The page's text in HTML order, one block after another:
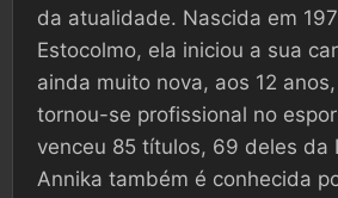
da atualidade. Nascida em
Estocolmo, ela iniciou a sua
ainda muito nova, aos 12
tornou-se profissional no
venceu 85 títulos, 69 deles da
Annika também é conhecida